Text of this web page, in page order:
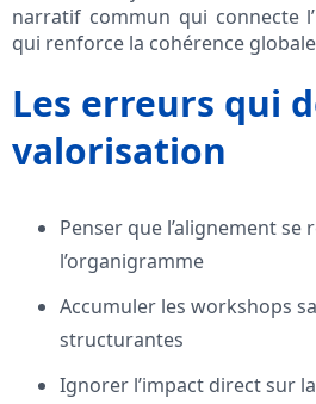
narratif commun qui connecte
qui renforce la cohérence
Les erreurs qui
valorisation
Penser que l’alignement se
l’organigramme
Accumuler les workshops
structurantes
Ignorer l’impact direct sur